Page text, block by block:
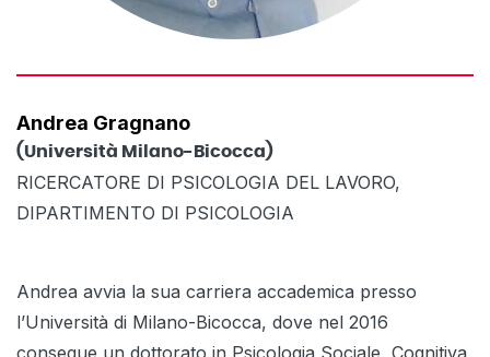
Andrea Gragnano
(Università Milano-Bicocca)
RICERCATORE DI PSICOLOGIA DEL LAVORO,
DIPARTIMENTO DI PSICOLOGIA
Andrea avvia la sua carriera accademica presso
l’Università di Milano-Bicocca, dove nel 2016